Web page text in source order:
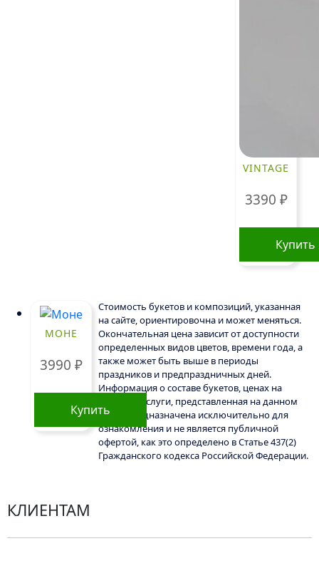
VINTAGE
3390 ₽
Купить
МОНЕ
3990 ₽
Купить
Стоимость букетов и композиций, указанная
на сайте, ориентировочна и может меняться.
Окончательная цена зависит от доступности
определенных видов цветов, времени года, а
также может быть выше в периоды
праздников и предпраздничных дней.
Информация о составе букетов, ценах на
товары и услуги, представленная на данном
сайте, предназначена исключительно для
ознакомления и не является публичной
офертой, как это определено в Статье 437(2)
Гражданского кодекса Российской Федерации.
КЛИЕНТАМ